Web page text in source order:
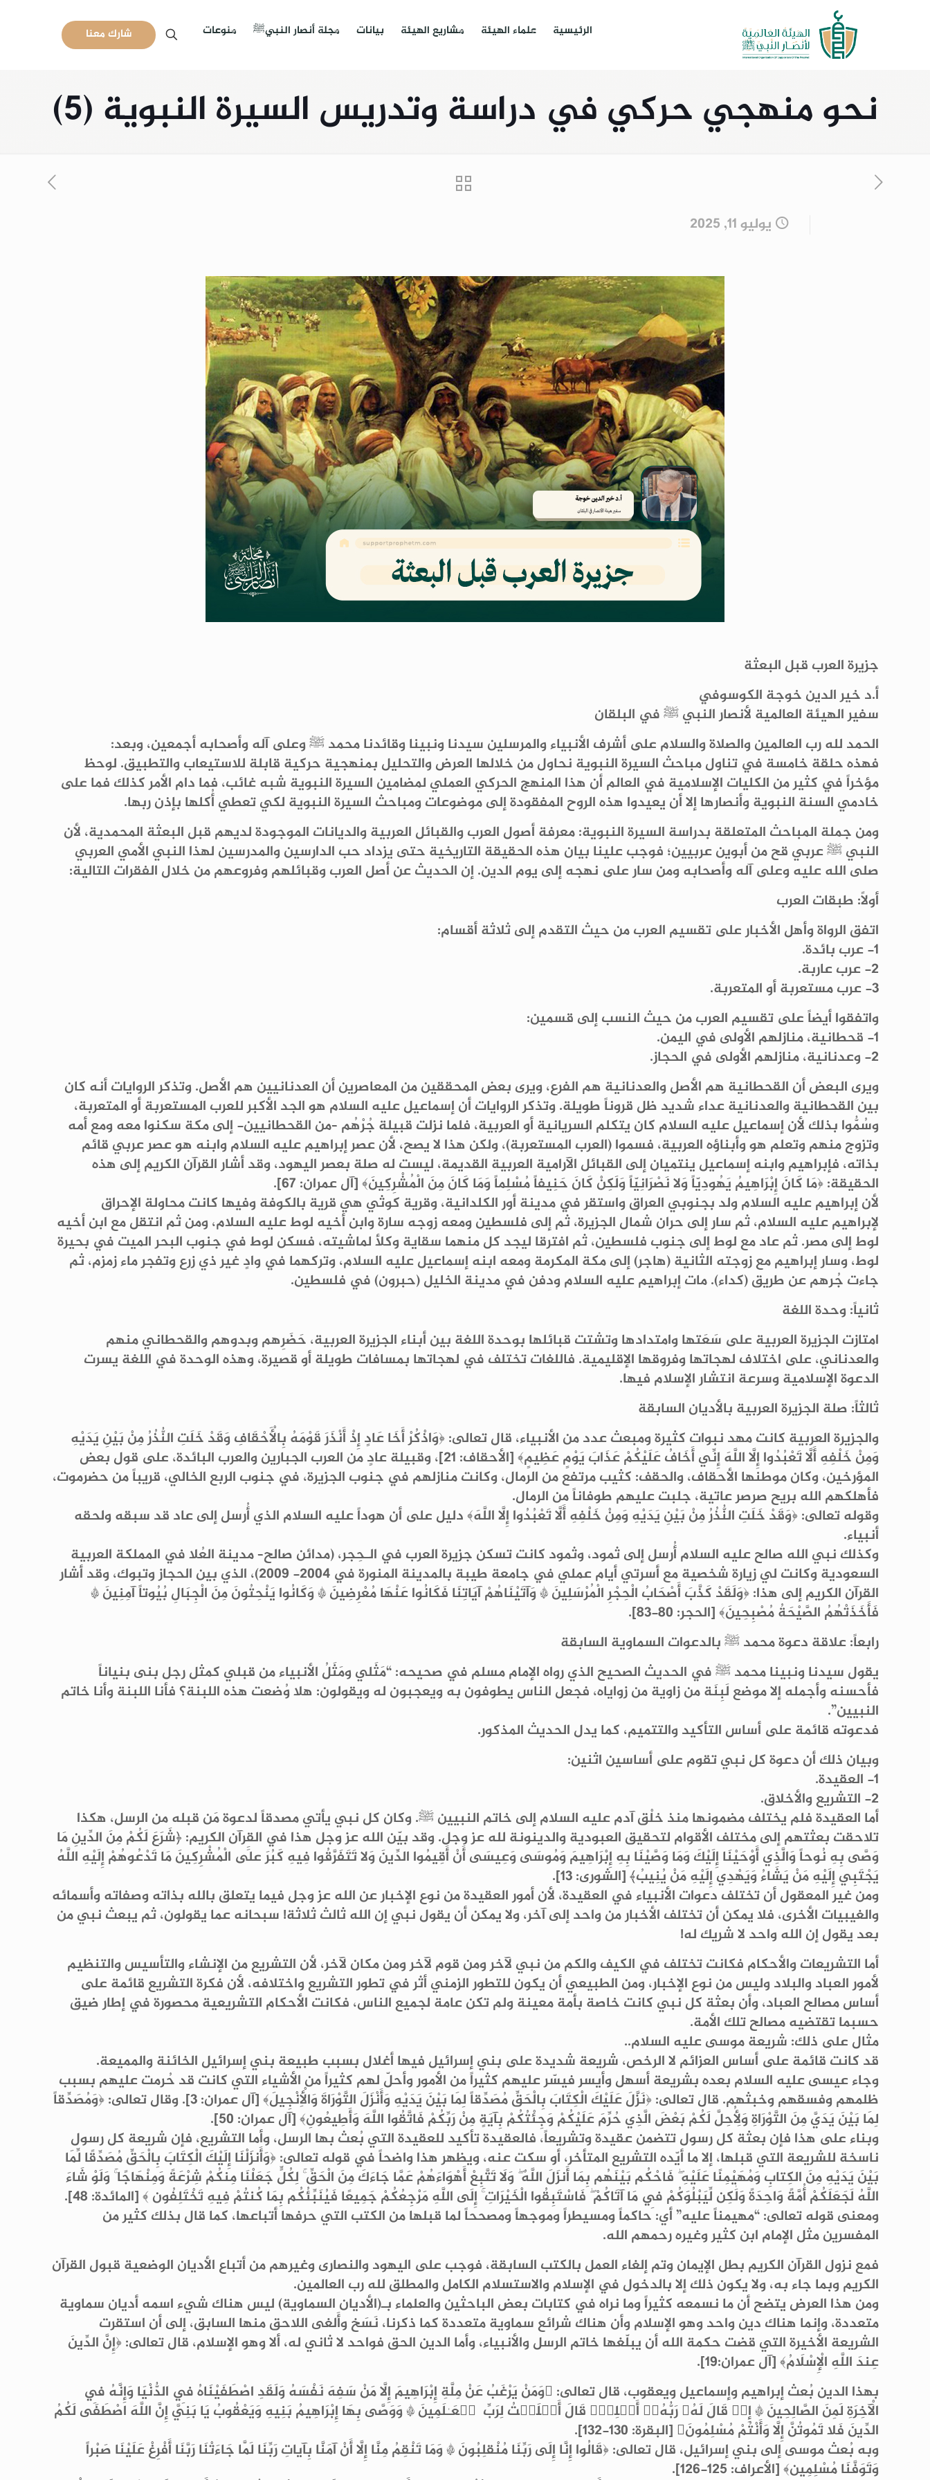
الرئيسية علماء الهيئة مشاريع الهيئة بيانات مجلة أنصار النبيﷺ منوعات شارك معنا
نحو منهجي حركي في دراسة وتدريس السيرة النبوية (5)
يوليو 11, 2025
جزيرة العرب قبل البعثة
أ.د خير الدين خوجة الكوسوفي
سفير الهيئة العالمية لأنصار النبي ﷺ في البلقان
الحمد لله رب العالمين والصلاة والسلام على أشرف الأنبياء والمرسلين سيدنا ونبينا وقائدنا محمد ﷺ وعلى آله وأصحابه أجمعين، وبعد:
فهذه حلقة خامسة في تناول مباحث السيرة النبوية نحاول من خلالها العرض والتحليل بمنهجية حركية قابلة للاستيعاب والتطبيق. لوحظ
مؤخراً في كثير من الكليات الإسلامية في العالم أن هذا المنهج الحركي العملي لمضامين السيرة النبوية شبه غائب، فما دام الأمر كذلك فما على
خادمي السنة النبوية وأنصارها إلا أن يعيدوا هذه الروح المفقودة إلى موضوعات ومباحث السيرة النبوية لكي تعطي أُكلها بإذن ربها.
ومن جملة المباحث المتعلقة بدراسة السيرة النبوية: معرفة أصول العرب والقبائل العربية والديانات الموجودة لديهم قبل البعثة المحمدية، لأن
النبي ﷺ عربي قح من أبوين عربيين؛ فوجب علينا بيان هذه الحقيقة التاريخية حتى يزداد حب الدارسين والمدرسين لهذا النبي الأمي العربي
صلى الله عليه وعلى آله وأصحابه ومن سار على نهجه إلى يوم الدين. إن الحديث عن أصل العرب وقبائلهم وفروعهم من خلال الفقرات التالية:
أولاً: طبقات العرب
اتفق الرواة وأهل الأخبار على تقسيم العرب من حيث التقدم إلى ثلاثة أقسام:
1- عرب بائدة.
2- عرب عاربة.
3- عرب مستعربة أو المتعربة.
واتفقوا أيضاً على تقسيم العرب من حيث النسب إلى قسمين:
1- قحطانية، منازلهم الأولى في اليمن.
2- وعدنانية، منازلهم الأولى في الحجاز.
ويرى البعض أن القحطانية هم الأصل والعدنانية هم الفرع، ويرى بعض المحققين من المعاصرين أن العدنانيين هم الأصل. وتذكر الروايات أنه كان
بين القحطانية والعدنانية عداء شديد ظل قروناً طويلة. وتذكر الروايات أن إسماعيل عليه السلام هو الجد الأكبر للعرب المستعربة أو المتعربة،
وسُمُّوا بذلك لأن إسماعيل عليه السلام كان يتكلم السريانية أو العربية، فلما نزلت قبيلة جُرْهُم –من القحطانيين- إلى مكة سكنوا معه ومع أمه
وتزوج منهم وتعلم هو وأبناؤه العربية، فسموا (العرب المستعربة)، ولكن هذا لا يصح، لأن عصر إبراهيم عليه السلام وابنه هو عصر عربي قائم
بذاته، فإبراهيم وابنه إسماعيل ينتميان إلى القبائل الآرامية العربية القديمة، ليست له صلة بعصر اليهود، وقد أشار القرآن الكريم إلى هذه
الحقيقة: ﴿مَا كَانَ إِبْرَاهِيمُ يَهُودِيّاً وَلا نَصْرَانِيّاً وَلَكِنْ كَانَ حَنِيفاً مُسْلِماً وَمَا كَانَ مِنَ الْمُشْرِكِينَ﴾ [آل عمران: 67].
لأن إبراهيم عليه السلام ولد بجنوبي العراق واستقر في مدينة أور الكلدانية، وقرية كوثي هي قرية بالكوفة وفيها كانت محاولة الإحراق
لإبراهيم عليه السلام، ثم سار إلى حران شمال الجزيرة، ثم إلى فلسطين ومعه زوجه سارة وابن أخيه لوط عليه السلام، ومن ثم انتقل مع ابن أخيه
لوط إلى مصر. ثم عاد مع لوط إلى جنوب فلسطين، ثم افترقا ليجد كل منهما سقاية وكلأ لماشيته، فسكن لوط في جنوب البحر الميت في بحيرة
لوط، وسار إبراهيم مع زوجته الثانية (هاجر) إلى مكة المكرمة ومعه ابنه إسماعيل عليه السلام، وتركهما في وادٍ غير ذي زرع وتفجر ماء زمزم، ثم
جاءت جُرهم عن طريق (كداء). مات إبراهيم عليه السلام ودفن في مدينة الخليل (حبرون) في فلسطين.
ثانياً: وحدة اللغة
امتازت الجزيرة العربية على سَعَتها وامتدادها وتشتت قبائلها بوحدة اللغة بين أبناء الجزيرة العربية، حَضَرِهم وبدوهم والقحطاني منهم
والعدناني، على اختلاف لهجاتها وفروقها الإقليمية. فاللغات تختلف في لهجاتها بمسافات طويلة أو قصيرة، وهذه الوحدة في اللغة يسرت
الدعوة الإسلامية وسرعة انتشار الإسلام فيها.
ثالثاً: صلة الجزيرة العربية بالأديان السابقة
والجزيرة العربية كانت مهد نبوات كثيرة ومبعث عدد من الأنبياء، قال تعالى: ﴿وَاذْكُرْ أَخَا عَادٍ إِذْ أَنْذَرَ قَوْمَهُ بِالْأَحْقَافِ وَقَدْ خَلَتِ النُّذُرُ مِنْ بَيْنِ يَدَيْهِ
وَمِنْ خَلْفِهِ أَلَّا تَعْبُدُوا إِلَّا اللَّهَ إِنِّي أَخَافُ عَلَيْكُمْ عَذَابَ يَوْمٍ عَظِيمٍ﴾ [الأحقاف: 21]، وقبيلة عادٍ من العرب الجبارين والعرب البائدة، على قول بعض
المؤرخين، وكان موطنها الأحقاف، والحقف: كثيب مرتفع من الرمال، وكانت منازلهم في جنوب الجزيرة، في جنوب الربع الخالي، قريباً من حضرموت،
فأهلكهم الله بريح صرصر عاتية، جلبت عليهم طوفاناً من الرمال.
وقوله تعالى: ﴿وَقَدْ خَلَتِ النُّذُرُ مِنْ بَيْنِ يَدَيْهِ وَمِنْ خَلْفِهِ أَلَّا تَعْبُدُوا إِلَّا اللَّهَ﴾ دليل على أن هوداً عليه السلام الذي أُرسل إلى عاد قد سبقه ولحقه
أنبياء.
وكذلك نبي الله صالح عليه السلام أُرسل إلى ثمود، وثمود كانت تسكن جزيرة العرب في الـحِجر، (مدائن صالح– مدينة العُلا في المملكة العربية
السعودية وكانت لي زيارة شخصية مع أسرتي أيام عملي في جامعة طيبة بالمدينة المنورة في 2004- 2009)، الذي بين الحجاز وتبوك، وقد أشار
القرآن الكريم إلى هذا: ﴿وَلَقَدْ كَذَّبَ أَصْحَابُ الْحِجْرِ الْمُرْسَلِينَ * وَآتَيْنَاهُمْ آيَاتِنَا فَكَانُوا عَنْهَا مُعْرِضِينَ * وَكَانُوا يَنْحِتُونَ مِنَ الْجِبَالِ بُيُوتاً آمِنِينَ *
فَأَخَذَتْهُمُ الصَّيْحَةُ مُصْبِحِينَ﴾ [الحجر: 80-83].
رابعاً: علاقة دعوة محمد ﷺ بالدعوات السماوية السابقة
يقول سيدنا ونبينا محمد ﷺ في الحديث الصحيح الذي رواه الإمام مسلم في صحيحه: “مَثَلي ومَثَلُ الأنبياء من قبلي كمثل رجل بنى بنياناً
فأحسنه وأجمله إلا موضع لَبِنَة من زاوية من زواياه، فجعل الناس يطوفون به ويعجبون له ويقولون: هلا وُضعت هذه اللبنة؟ فأنا اللبنة وأنا خاتم
النبيين”.
فدعوته قائمة على أساس التأكيد والتتميم، كما يدل الحديث المذكور.
وبيان ذلك أن دعوة كل نبي تقوم على أساسين اثنين:
1- العقيدة.
2- التشريع والأخلاق.
أما العقيدة فلم يختلف مضمونها منذ خلْق آدم عليه السلام إلى خاتم النبيين ﷺ. وكان كل نبي يأتي مصدقاً لدعوة مَن قبله من الرسل، هكذا
تلاحقت بعثتهم إلى مختلف الأقوام لتحقيق العبودية والدينونة لله عز وجل. وقد بيّن الله عز وجل هذا في القرآن الكريم: ﴿شَرَعَ لَكُمْ مِنَ الدِّينِ مَا
وَصَّى بِهِ نُوحاً وَالَّذِي أَوْحَيْنَا إِلَيْكَ وَمَا وَصَّيْنَا بِهِ إِبْرَاهِيمَ وَمُوسَى وَعِيسَى أَنْ أَقِيمُوا الدِّينَ وَلا تَتَفَرَّقُوا فِيهِ كَبُرَ عَلَى الْمُشْرِكِينَ مَا تَدْعُوهُمْ إِلَيْهِ اللَّهُ
يَجْتَبِي إِلَيْهِ مَنْ يَشَاءُ وَيَهْدِي إِلَيْهِ مَنْ يُنِيبُ﴾ [الشورى: 13].
ومن غير المعقول أن تختلف دعوات الأنبياء في العقيدة، لأن أمور العقيدة من نوع الإخبار عن الله عز وجل فيما يتعلق بالله بذاته وصفاته وأسمائه
والغيبيات الأخرى، فلا يمكن أن تختلف الأخبار من واحد إلى آخر، ولا يمكن أن يقول نبي إن الله ثالث ثلاثة! سبحانه عما يقولون، ثم يبعث نبي من
بعد يقول إن الله واحد لا شريك له!
أما التشريعات والأحكام فكانت تختلف في الكيف والكم من نبي لآخر ومن قوم لآخر ومن مكان لآخر، لأن التشريع من الإنشاء والتأسيس والتنظيم
لأمور العباد والبلاد وليس من نوع الإخبار، ومن الطبيعي أن يكون للتطور الزمني أثر في تطور التشريع واختلافه، لأن فكرة التشريع قائمة على
أساس مصالح العباد، وأن بعثة كل نبي كانت خاصة بأمة معينة ولم تكن عامة لجميع الناس، فكانت الأحكام التشريعية محصورة في إطار ضيق
حسبما تقتضيه مصالح تلك الأمة.
مثال على ذلك: شريعة موسى عليه السلام..
قد كانت قائمة على أساس العزائم لا الرخص، شريعة شديدة على بني إسرائيل فيها أغلال بسبب طبيعة بني إسرائيل الخائنة والمميعة.
وجاء عيسى عليه السلام بعده بشريعة أسهل وأيسر فيسّر عليهم كثيراً من الأمور وأحلّ لهم كثيراً من الأشياء التي كانت قد حُرمت عليهم بسبب
ظلمهم وفسقهم وخبثهم. قال تعالى: ﴿نَزَّلَ عَلَيْكَ الْكِتَابَ بِالْحَقِّ مُصَدِّقاً لِمَا بَيْنَ يَدَيْهِ وَأَنْزَلَ التَّوْرَاةَ وَالْأِنْجِيلَ﴾ [آل عمران: 3]. وقال تعالى: ﴿وَمُصَدِّقاً
لِمَا بَيْنَ يَدَيَّ مِنَ التَّوْرَاةِ وَلِأُحِلَّ لَكُمْ بَعْضَ الَّذِي حُرِّمَ عَلَيْكُمْ وَجِئْتُكُمْ بِآيَةٍ مِنْ رَبِّكُمْ فَاتَّقُوا اللَّهَ وَأَطِيعُونِ﴾ [آل عمران: 50].
وبناء على هذا فإن بعثة كل رسول تتضمن عقيدة وتشريعاً، فالعقيدة تأكيد للعقيدة التي بُعث بها الرسل، وأما التشريع، فإن شريعة كل رسول
ناسخة للشريعة التي قبلها، إلا ما أيّده التشريع المتأخر، أو سكت عنه، ويظهر هذا واضحاً في قوله تعالى: ‎﴿وَأَنزَلْنَا إِلَيْكَ الْكِتَابَ بِالْحَقِّ مُصَدِّقًا لِّمَا
بَيْنَ يَدَيْهِ مِنَ الكِتابِ وَمُهَيْمِنًا عَلَيْهِ ۖ فَاحْكُم بَيْنَهُم بِمَا أَنزَلَ اللَّهُ ۖ وَلَا تَتَّبِعْ أَهْوَاءَهُمْ عَمَّا جَاءَكَ مِنَ الْحَقِّ ۚ لِكُلٍّ جَعَلْنَا مِنكُمْ شِرْعَةً وَمِنْهَاجًا ۚ وَلَوْ شَاءَ
اللَّهُ لَجَعَلَكُمْ أُمَّةً وَاحِدَةً وَلَٰكِن لِّيَبْلُوَكُمْ فِي مَا آتَاكُمْ ۖ فَاسْتَبِقُوا الْخَيْرَاتِ ۚ إِلَى اللَّهِ مَرْجِعُكُمْ جَمِيعًا فَيُنَبِّئُكُم بِمَا كُنتُمْ فِيهِ تَخْتَلِفُون ﴾ [المائدة: 48].
ومعنى قوله تعالى: “مهيمناً عليه” أي: حاكماً ومسيطراً وموجهاً ومصححاً لما قبلها من الكتب التي حرفها أتباعها، كما قال بذلك كثير من
المفسرين مثل الإمام ابن كثير وغيره رحمهم الله.
فمع نزول القرآن الكريم بطل الإيمان وتم إلغاء العمل بالكتب السابقة، فوجب على اليهود والنصارى وغيرهم من أتباع الأديان الوضعية قبول القرآن
الكريم وبما جاء به، ولا يكون ذلك إلا بالدخول في الإسلام والاستسلام الكامل والمطلق لله رب العالمين.
ومن هذا العرض يتضح أن ما نسمعه كثيراً وما نراه في كتابات بعض الباحثين والعلماء بـ(الأديان السماوية) ليس هناك شيء اسمه أديان سماوية
متعددة، وإنما هناك دين واحد وهو الإسلام وأن هناك شرائع سماوية متعددة كما ذكرنا، نَسَخ وأَلغى اللاحق منها السابق، إلى أن استقرت
الشريعة الأخيرة التي قضت حكمة الله أن يبلّغها خاتم الرسل والأنبياء، وأما الدين الحق فواحد لا ثاني له، ألا وهو الإسلام، قال تعالى: ﴿إِنَّ الدِّينَ
عِندَ اللَّهِ الْإِسْلَامُ﴾ [آل عمران:19].
بهذا الدين بُعث إبراهيم وإسماعيل ويعقوب، قال تعالى: ﴿وَمَنْ يَرْغَبُ عَنْ مِلَّةِ إِبْرَاهِيمَ إِلَّا مَنْ سَفِهَ نَفْسَهُ وَلَقَدِ اصْطَفَيْنَاهُ فِي الدُّنْيَا وَإِنَّهُ فِي
الْآخِرَةِ لَمِنَ الصَّالِحِينَ * إِذۡ قَالَ لَهُۥ رَبُّهُۥۤ أَسۡلِمۡۖ قَالَ أَسۡلَمۡتُ لِرَبِّ ٱلۡعَـٰلَمِینَ * وَوَصَّى بِهَا إِبْرَاهِيمُ بَنِيهِ وَيَعْقُوبُ يَا بَنِيَّ إِنَّ اللَّهَ اصْطَفَى لَكُمُ
الدِّينَ فَلا تَمُوتُنَّ إِلَّا وَأَنْتُمْ مُسْلِمُونَ﴾ [البقرة: 130-132].
وبه بُعث موسى إلى بني إسرائيل، قال تعالى: ﴿قَالُوا إِنَّا إِلَى رَبِّنَا مُنْقلِبُونَ * وَمَا تَنْقِمُ مِنَّا إِلَّا أَنْ آمَنَّا بِآياتِ رَبِّنَا لَمَّا جَاءَتْنَا رَبَّنَا أَفْرِغْ عَلَيْنَا صَبْراً
وَتَوَفَّنَا مُسْلِمِين﴾ [الأعراف: 125-126].